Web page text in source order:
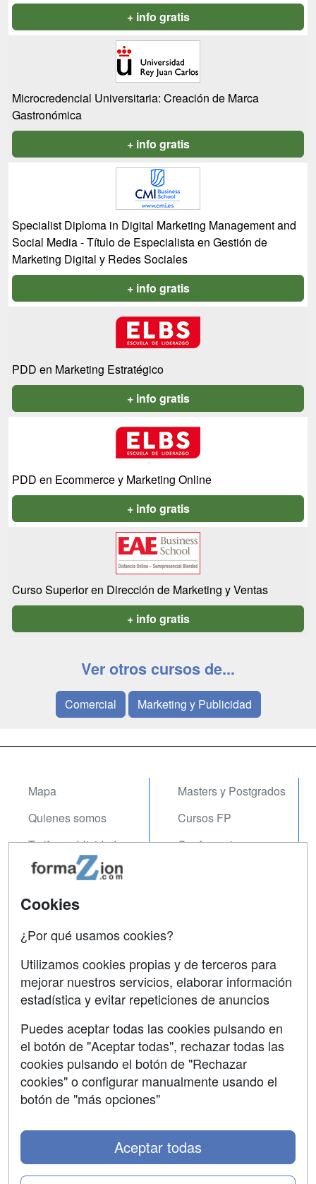
+ info gratis
Microcredencial Universitaria: Creación de Marca
Gastronómica
+ info gratis
Specialist Diploma in Digital Marketing Management and
Social Media - Título de Especialista en Gestión de
Marketing Digital y Redes Sociales
+ info gratis
PDD en Marketing Estratégico
+ info gratis
PDD en Ecommerce y Marketing Online
+ info gratis
Curso Superior en Dirección de Marketing y Ventas
+ info gratis
Ver otros cursos de...
Comercial Marketing y Publicidad
Mapa
Quienes somos
Tarifas publicidad
Acceso Usuarios
Acceso Centros
Masters y Postgrados
Cursos FP
Conferencias
Contactar
Confidencialidad
Aviso legal
Copyleft
Cookies
¿Por qué usamos cookies?
Utilizamos cookies propias y de terceros para
mejorar nuestros servicios, elaborar información
estadística y evitar repeticiones de anuncios
Puedes aceptar todas las cookies pulsando en
el botón de "Aceptar todas", rechazar todas las
cookies pulsando el botón de "Rechazar
cookies" o configurar manualmente usando el
botón de "más opciones"
Aceptar todas